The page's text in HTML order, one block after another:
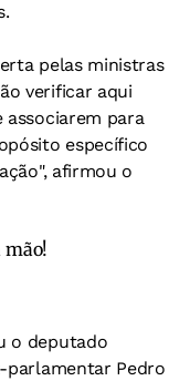
pelas ministras
verificar aqui
associarem para
específico
afirmou o
o deputado
parlamentar Pedro